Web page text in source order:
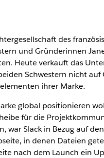
des
und Gründerinnen
Heute verkauft das
Schwestern nicht
ihrer Marke.
global positionieren
für die
war Slack in Bezug auf
in denen Dateien
nach dem Launch ein